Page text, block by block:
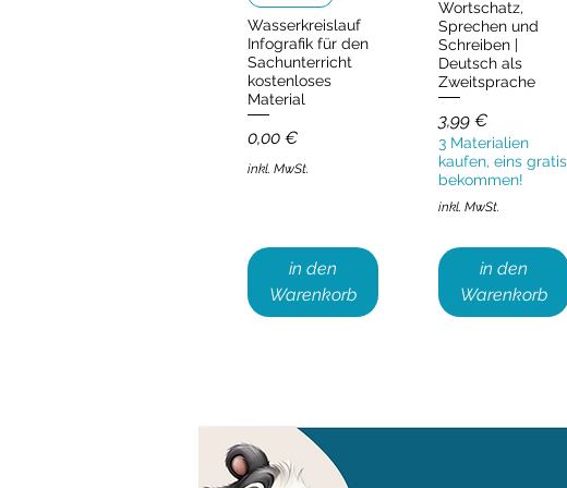
Wasserkreislauf
Infografik für den
Sachunterricht
kostenloses
Material
Preis
0,00 €
inkl. MwSt.
in den
Warenkorb
Wortschatz,
Sprechen und
Schreiben |
Deutsch als
Zweitsprache
Preis
3,99 €
3 Materialien
kaufen, eins gratis
bekommen!
inkl. MwSt.
in den
Warenkorb